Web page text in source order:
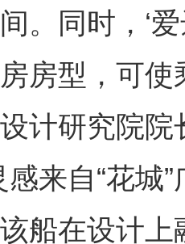
。同时，‘
房型，可
计研究院院
感来自“花城
船在设计